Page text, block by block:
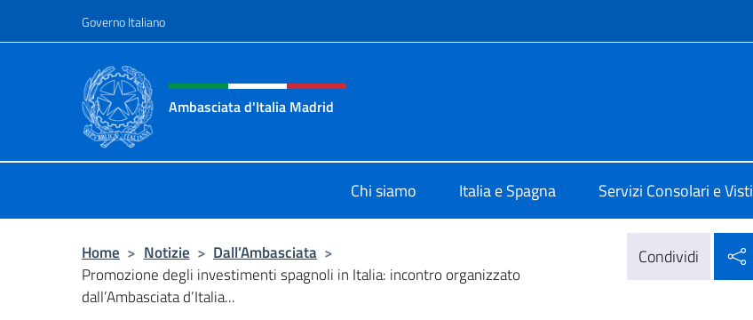
Governo Italiano
Intestazione sito, social e menù
Ambasciata d'Italia Madrid
Chi siamo Italia e Spagna Servizi Consolari e Visti
Home > Notizie > Dall’Ambasciata >
Promozione degli investimenti spagnoli in Italia: incontro organizzato
dall’Ambasciata d’Italia...
Condividi